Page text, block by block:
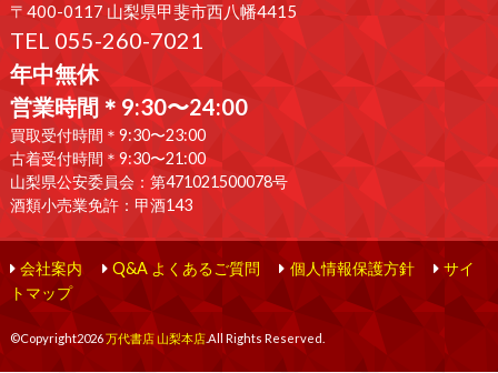
〒400-0117 山梨県甲斐市西八幡4415
TEL 055-260-7021
年中無休
営業時間＊9:30〜24:00
買取受付時間＊9:30〜23:00
古着受付時間＊9:30〜21:00
山梨県公安委員会：第471021500078号
酒類小売業免許：甲酒143
会社案内 Q&A よくあるご質問 個人情報保護方針
サイ
トマップ
©Copyright2026万代書店 山梨本店.All Rights Reserved.